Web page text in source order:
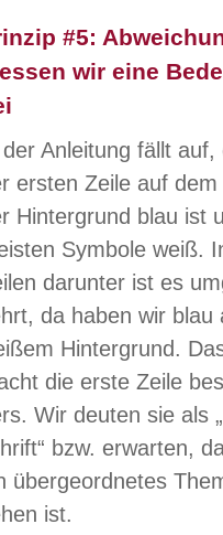
#5:
wir eine
Anlei­tung fällt auf,
ers­ten Zeile auf dem
Hin­ter­grund blau ist
Sym­bole weiß.
dar­un­ter ist es
da haben wir blau
Hin­ter­grund.
die erste Zeile
Wir deu­ten sie als
bzw. erwar­ten,
über­ge­ord­ne­tes
ist.